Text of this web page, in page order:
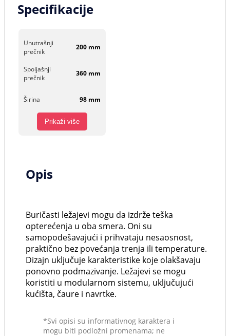
Specifikacije
Unutrašnji
prečnik
200 mm
Spoljašnji
prečnik
360 mm
Širina 98 mm
Prikaži više
Opis
Buričasti ležajevi mogu da izdrže teška
opterećenja u oba smera. Oni su
samopodešavajući i prihvataju nesaosnost,
praktično bez povećanja trenja ili temperature.
Dizajn uključuje karakteristike koje olakšavaju
ponovno podmazivanje. Ležajevi se mogu
koristiti u modularnom sistemu, uključujući
kućišta, čaure i navrtke.
*Svi opisi su informativnog karaktera i
mogu biti podložni promenama; ne